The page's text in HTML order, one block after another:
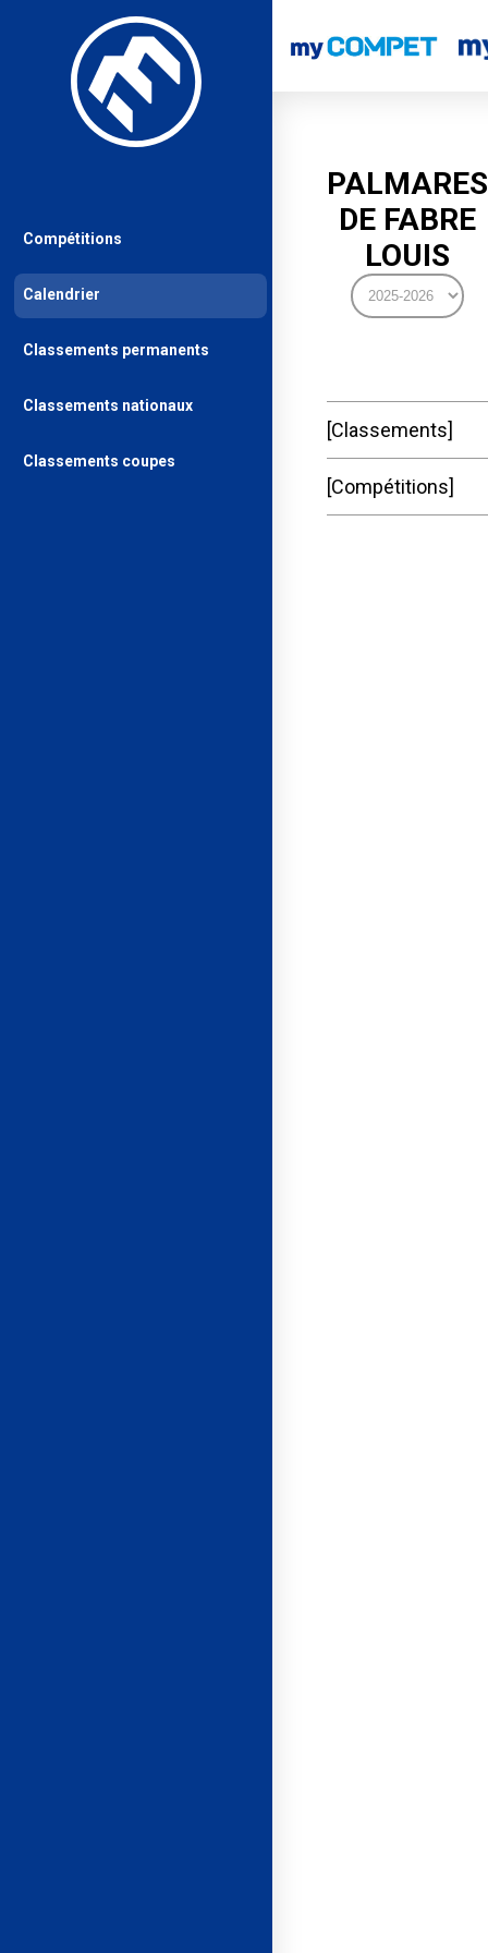
PALMARES
DE FABRE
LOUIS
Classements
Compétitions
Compétitions
Calendrier
Classements permanents
Classements nationaux
Classements coupes